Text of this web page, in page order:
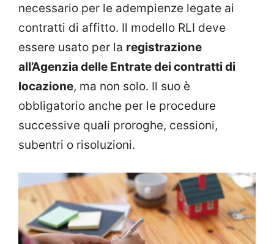
necessario per le adempienze legate ai
contratti di affitto. Il modello RLI deve
essere usato per la registrazione
all’Agenzia delle Entrate dei contratti di
locazione, ma non solo. Il suo è
obbligatorio anche per le procedure
successive quali proroghe, cessioni,
subentri o risoluzioni.